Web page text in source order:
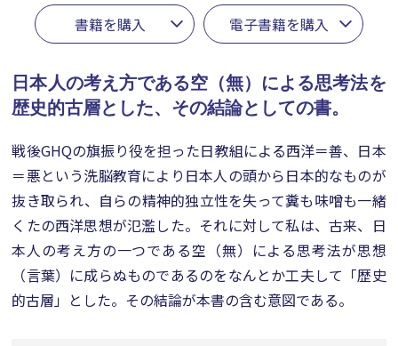
書籍を購入 電子書籍を購入
日本人の考え方である空（無）による思考法を
歴史的古層とした、その結論としての書。
戦後GHQの旗振り役を担った日教組による西洋＝善、日本
＝悪という洗脳教育により日本人の頭から日本的なものが
抜き取られ、自らの精神的独立性を失って糞も味噌も一緒
くたの西洋思想が氾濫した。それに対して私は、古来、日
本人の考え方の一つである空（無）による思考法が思想
（言葉）に成らぬものであるのをなんとか工夫して「歴史
的古層」とした。その結論が本書の含む意図である。